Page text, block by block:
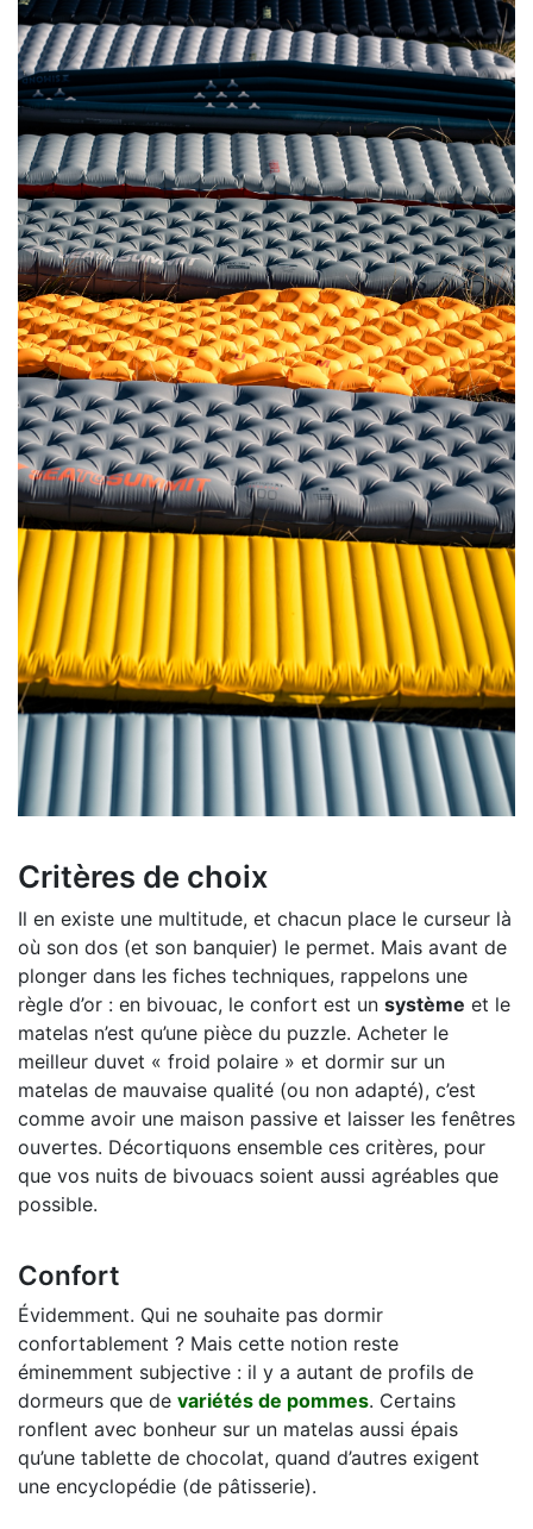
Critères de choix
Il en existe une multitude, et chacun place le curseur là
où son dos (et son banquier) le permet. Mais avant de
plonger dans les fiches techniques, rappelons une
règle d’or : en bivouac, le confort est un système et le
matelas n’est qu’une pièce du puzzle. Acheter le
meilleur duvet « froid polaire » et dormir sur un
matelas de mauvaise qualité (ou non adapté), c’est
comme avoir une maison passive et laisser les fenêtres
ouvertes. Décortiquons ensemble ces critères, pour
que vos nuits de bivouacs soient aussi agréables que
possible.
Confort
Évidemment. Qui ne souhaite pas dormir
confortablement ? Mais cette notion reste
éminemment subjective : il y a autant de profils de
dormeurs que de variétés de pommes. Certains
ronflent avec bonheur sur un matelas aussi épais
qu’une tablette de chocolat, quand d’autres exigent
une encyclopédie (de pâtisserie).